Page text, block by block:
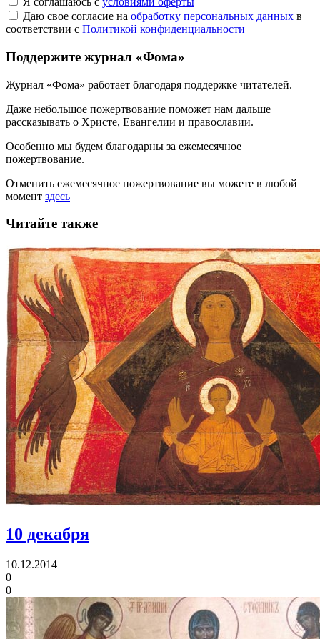
Даю свое согласие на обработку персональных данных в
соответствии с Политикой конфиденциальности
Поддержите журнал «Фома»
Журнал «Фома» работает благодаря поддержке читателей.
Даже небольшое пожертвование поможет нам дальше
рассказывать о Христе, Евангелии и православии.
Особенно мы будем благодарны за ежемесячное
пожертвование.
Отменить ежемесячное пожертвование вы можете в любой
момент здесь
Читайте также
10 декабря
10.12.2014
0
0